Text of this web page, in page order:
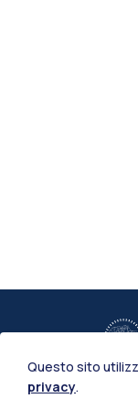
Questo sito
privacy.